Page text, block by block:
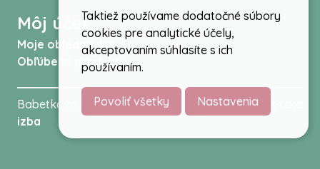
Môj účet
Moje objednávky
Obľúbené produkty
Babetkovo.sk © 2026 -Kočíky autosedačky,
izba
Taktiež používame dodatočné súbory
cookies pre analytické účely,
akceptovaním súhlasíte s ich
používaním.
Povoliť všetky Nastavenia